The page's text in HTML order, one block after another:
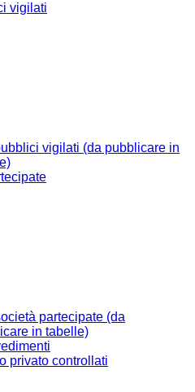
vigilati
vigilati (da pubblicare in
partecipate (da
in tabelle)
privato controllati